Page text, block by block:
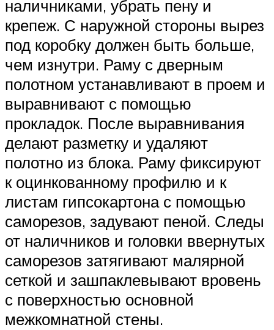
наличниками, убрать пену и
крепеж. С наружной стороны вырез
под коробку должен быть больше,
чем изнутри. Раму с дверным
полотном устанавливают в проем и
выравнивают с помощью
прокладок. После выравнивания
делают разметку и удаляют
полотно из блока. Раму фиксируют
к оцинкованному профилю и к
листам гипсокартона с помощью
саморезов, задувают пеной. Следы
от наличников и головки ввернутых
саморезов затягивают малярной
сеткой и зашпаклевывают вровень
с поверхностью основной
межкомнатной стены.